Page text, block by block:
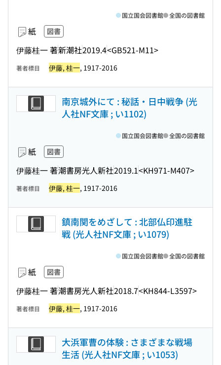
紙 図書
伊藤桂一 著新潮社2019.4<GB521-M11>
国立国会図書館 全国の図書館
著者標目 伊藤, 桂一, 1917-2016
南京城外にて : 秘話・日中戦争 (光
人社NF文庫 ; い1102)
紙 図書
伊藤桂一 著潮書房光人新社2019.1<KH971-M407>
国立国会図書館 全国の図書館
著者標目 伊藤, 桂一, 1917-2016
鎮南関をめざして : 北部仏印進駐
戦 (光人社NF文庫 ; い1079)
紙 図書
伊藤桂一 著潮書房光人新社2018.7<KH844-L3597>
国立国会図書館 全国の図書館
著者標目 伊藤, 桂一, 1917-2016
大浜軍曹の体験 : さまざまな戦場
生活 (光人社NF文庫 ; い1053)